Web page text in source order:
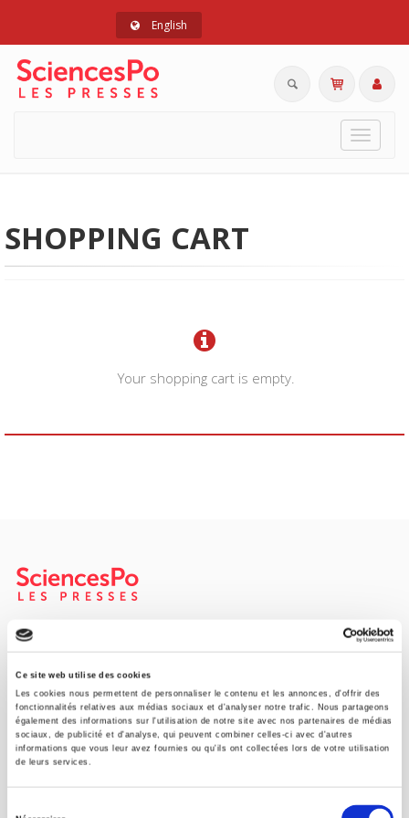
Ce site web utilise des cookies
Les cookies nous permettent de personnaliser le contenu et les annonces, d'offrir des
fonctionnalités relatives aux médias sociaux et d'analyser notre trafic. Nous partageons
également des informations sur l'utilisation de notre site avec nos partenaires de médias
sociaux, de publicité et d'analyse, qui peuvent combiner celles-ci avec d'autres
informations que vous leur avez fournies ou qu'ils ont collectées lors de votre utilisation
de leurs services.
English
Toggle
SHOPPING CART
Your shopping cart is empty.
SCIENCES PO UNIVERSITY PRESS has a threefold role: to publish
original research, to edit reference works for student use, and to
help public and political debate.
CONTACTS
FOREIGN RIGHTS
FOR BOOKSHOPS